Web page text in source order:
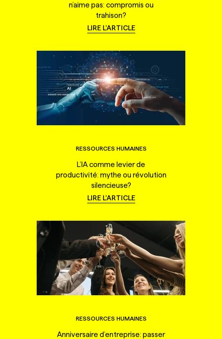
n’aime pas: compromis ou
trahison?
LIRE L'ARTICLE
RESSOURCES HUMAINES
L’IA comme levier de
productivité: mythe ou révolution
silencieuse?
LIRE L'ARTICLE
RESSOURCES HUMAINES
Anniversaire d’entreprise: passer